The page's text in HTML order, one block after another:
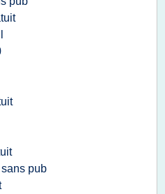
pub